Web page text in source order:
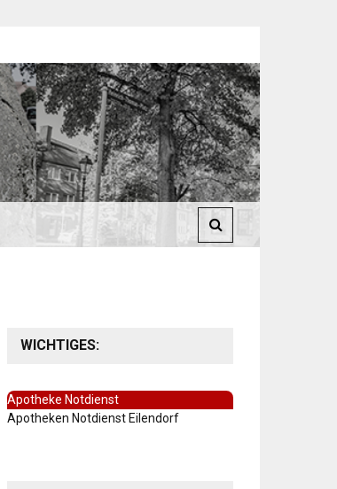
WICHTIGES:
Apotheke Notdienst
Apotheken Notdienst Eilendorf